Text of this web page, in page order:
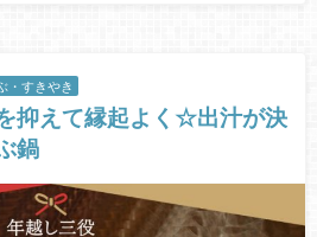
・すきやき
抑えて縁起よく☆出汁が決
鍋